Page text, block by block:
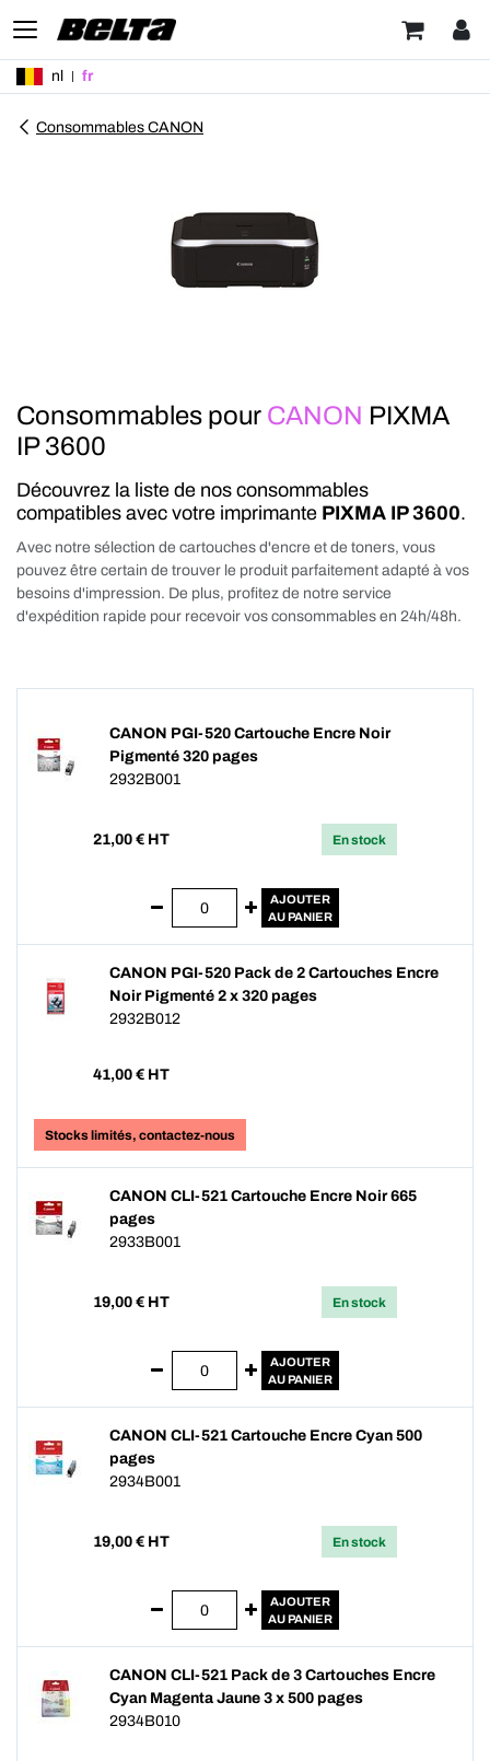
nl fr
Consommables CANON
Consommables pour CANON PIXMA
IP 3600
Découvrez la liste de nos consommables
compatibles avec votre imprimante PIXMA IP 3600.
Avec notre sélection de cartouches d'encre et de toners, vous
pouvez être certain de trouver le produit parfaitement adapté à vos
besoins d'impression. De plus, profitez de notre service
d'expédition rapide pour recevoir vos consommables en 24h/48h.
CANON PGI-520 Cartouche Encre Noir
Pigmenté 320 pages
2932B001
21,00 € HT En stock
AJOUTER
AU PANIER
CANON PGI-520 Pack de 2 Cartouches Encre
Noir Pigmenté 2 x 320 pages
2932B012
41,00 € HT
Stocks limités, contactez-nous
CANON CLI-521 Cartouche Encre Noir 665
pages
2933B001
19,00 € HT En stock
AJOUTER
AU PANIER
CANON CLI-521 Cartouche Encre Cyan 500
pages
2934B001
19,00 € HT En stock
AJOUTER
AU PANIER
CANON CLI-521 Pack de 3 Cartouches Encre
Cyan Magenta Jaune 3 x 500 pages
2934B010